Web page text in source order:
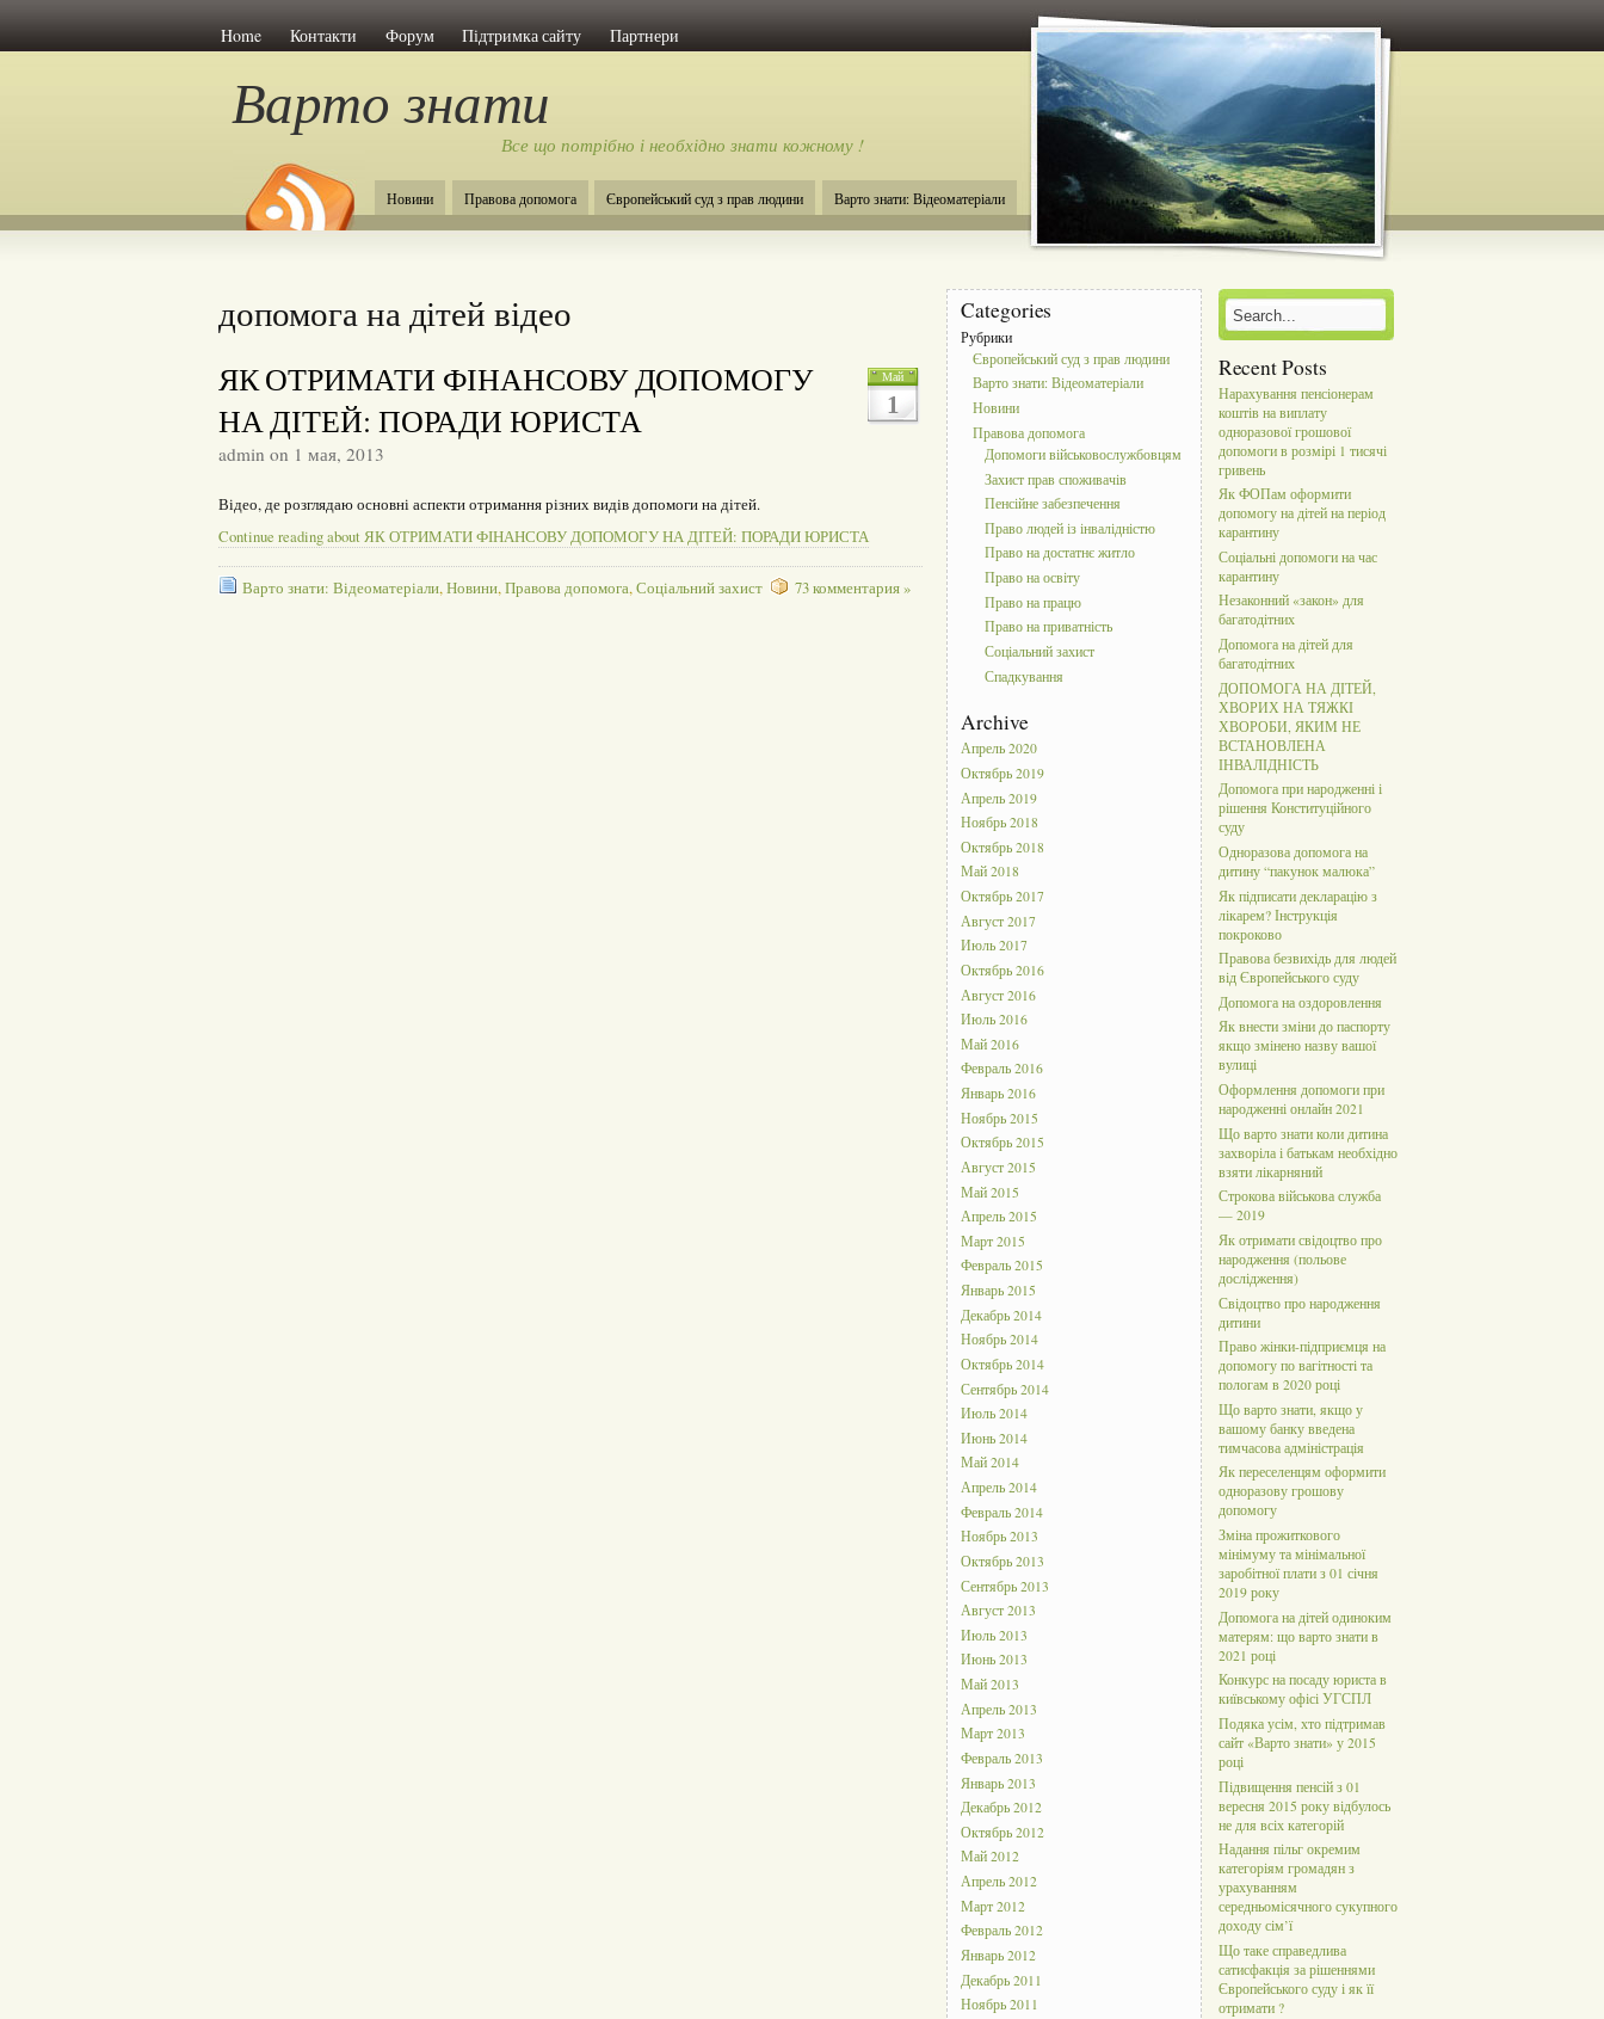
Home Контакти Форум Підтримка сайту Партнери
Варто знати
Все що потрібно і необхідно знати кожному !
Новини Правова допомога Європейський суд з прав людини Варто знати: Відеоматеріали
допомога на дітей відео
Май
1
ЯК ОТРИМАТИ ФІНАНСОВУ ДОПОМОГУ
НА ДІТЕЙ: ПОРАДИ ЮРИСТА
admin on 1 мая, 2013
Відео, де розглядаю основні аспекти отримання різних видів допомоги на дітей.
Continue reading about ЯК ОТРИМАТИ ФІНАНСОВУ ДОПОМОГУ НА ДІТЕЙ: ПОРАДИ ЮРИСТА
Варто знати: Відеоматеріали,Новини,Правова допомога,Соціальний захист 73 комментария »
Categories
Рубрики
Європейський суд з прав людини
Варто знати: Відеоматеріали
Новини
Правова допомога
Допомоги військовослужбовцям
Захист прав споживачів
Пенсійне забезпечення
Право людей із інвалідністю
Право на достатнє житло
Право на освіту
Право на працю
Право на приватність
Соціальний захист
Спадкування
Archive
Апрель 2020
Октябрь 2019
Апрель 2019
Ноябрь 2018
Октябрь 2018
Май 2018
Октябрь 2017
Август 2017
Июль 2017
Октябрь 2016
Август 2016
Июль 2016
Май 2016
Февраль 2016
Январь 2016
Ноябрь 2015
Октябрь 2015
Август 2015
Май 2015
Апрель 2015
Март 2015
Февраль 2015
Январь 2015
Декабрь 2014
Ноябрь 2014
Октябрь 2014
Сентябрь 2014
Июль 2014
Июнь 2014
Май 2014
Апрель 2014
Февраль 2014
Ноябрь 2013
Октябрь 2013
Сентябрь 2013
Август 2013
Июль 2013
Июнь 2013
Май 2013
Апрель 2013
Март 2013
Февраль 2013
Январь 2013
Декабрь 2012
Октябрь 2012
Май 2012
Апрель 2012
Март 2012
Февраль 2012
Январь 2012
Декабрь 2011
Ноябрь 2011
Recent Posts
Нарахування пенсіонерам
коштів на виплату
одноразової грошової
допомоги в розмірі 1 тисячі
гривень
Як ФОПам оформити
допомогу на дітей на період
карантину
Соціальні допомоги на час
карантину
Незаконний «закон» для
багатодітних
Допомога на дітей для
багатодітних
ДОПОМОГА НА ДІТЕЙ,
ХВОРИХ НА ТЯЖКІ
ХВОРОБИ, ЯКИМ НЕ
ВСТАНОВЛЕНА
ІНВАЛІДНІСТЬ
Допомога при народженні і
рішення Конституційного
суду
Одноразова допомога на
дитину “пакунок малюка”
Як підписати декларацію з
лікарем? Інструкція
покроково
Правова безвихідь для людей
від Європейського суду
Допомога на оздоровлення
Як внести зміни до паспорту
якщо змінено назву вашої
вулиці
Оформлення допомоги при
народженні онлайн 2021
Що варто знати коли дитина
захворіла і батькам необхідно
взяти лікарняний
Строкова військова служба
— 2019
Як отримати свідоцтво про
народження (польове
дослідження)
Свідоцтво про народження
дитини
Право жінки-підприємця на
допомогу по вагітності та
пологам в 2020 році
Що варто знати, якщо у
вашому банку введена
тимчасова адміністрація
Як переселенцям оформити
одноразову грошову
допомогу
Зміна прожиткового
мінімуму та мінімальної
заробітної плати з 01 січня
2019 року
Допомога на дітей одиноким
матерям: що варто знати в
2021 році
Конкурс на посаду юриста в
київському офісі УГСПЛ
Подяка усім, хто підтримав
сайт «Варто знати» у 2015
році
Підвищення пенсій з 01
вересня 2015 року відбулось
не для всіх категорій
Надання пільг окремим
категоріям громадян з
урахуванням
середньомісячного сукупного
доходу сім’ї
Що таке справедлива
сатисфакція за рішеннями
Європейського суду і як її
отримати ?